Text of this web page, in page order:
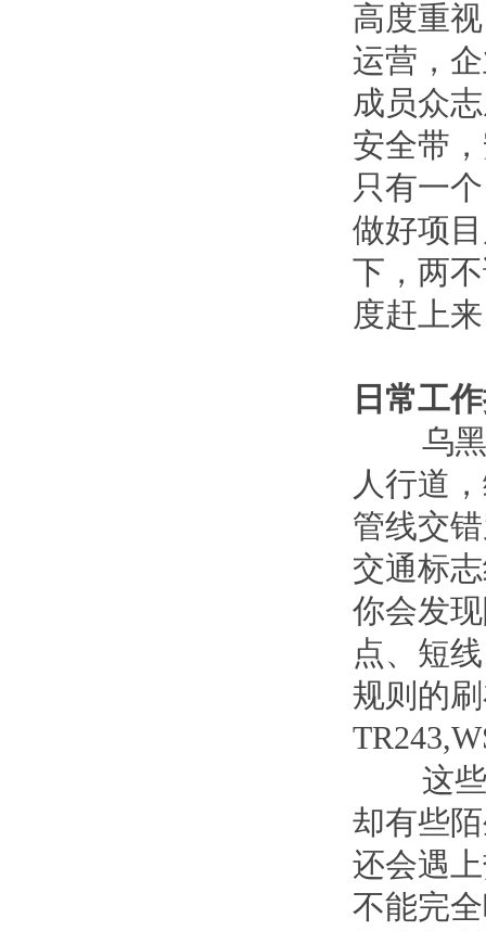
高度重
运营，
成员众
安全带
只有一
做好项
下，两
度赶上
日常工
乌黑的
人行道
管线交
交通标
你会发
点、短
规则的
这些符
却有些
还会遇
不能完